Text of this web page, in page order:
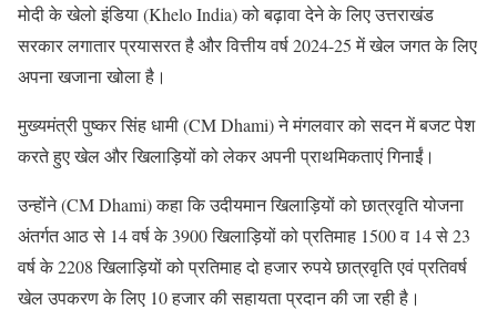
मोदी के खेलो इंडिया (Khelo India) को बढ़ावा देने के लिए उत्तराखंड
सरकार लगातार प्रयासरत है और वित्तीय वर्ष 2024-25 में खेल जगत के लिए
अपना खजाना खोला है।
मुख्यमंत्री पुष्कर सिंह धामी (CM Dhami) ने मंगलवार को सदन में बजट पेश
करते हुए खेल और खिलाड़ियों को लेकर अपनी प्राथमिकताएं गिनाईं।
उन्होंने (CM Dhami) कहा कि उदीयमान खिलाड़ियों को छात्रवृति योजना
अंतर्गत आठ से 14 वर्ष के 3900 खिलाड़ियों को प्रतिमाह 1500 व 14 से 23
वर्ष के 2208 खिलाड़ियों को प्रतिमाह दो हजार रुपये छात्रवृति एवं प्रतिवर्ष
खेल उपकरण के लिए 10 हजार की सहायता प्रदान की जा रही है।